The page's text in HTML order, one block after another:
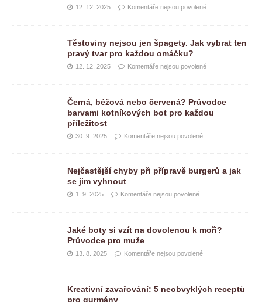
12. 12. 2025 Komentáře nejsou povolené
Těstoviny nejsou jen špagety. Jak vybrat ten
pravý tvar pro každou omáčku?
12. 12. 2025 Komentáře nejsou povolené
Černá, béžová nebo červená? Průvodce
barvami kotníkových bot pro každou
příležitost
30. 9. 2025 Komentáře nejsou povolené
Nejčastější chyby při přípravě burgerů a jak
se jim vyhnout
1. 9. 2025 Komentáře nejsou povolené
Jaké boty si vzít na dovolenou k moři?
Průvodce pro muže
13. 8. 2025 Komentáře nejsou povolené
Kreativní zavařování: 5 neobvyklých receptů
pro gurmány